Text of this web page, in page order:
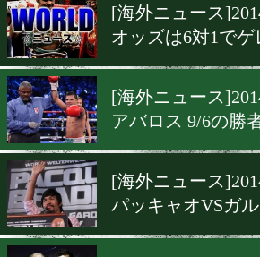
[海外ニュー
亀海戦は53
[試合結果
ゲレロVS亀